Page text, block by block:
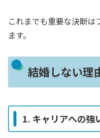
これまでも重要な決断は
ます。
結婚しない理
1. キャリアへの強